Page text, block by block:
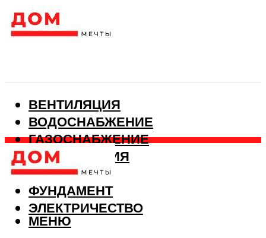
ВЕНТИЛЯЦИЯ
ВОДОСНАБЖЕНИЕ
ГАЗОСНАБЖЕНИЕ
КАНАЛИЗАЦИЯ
ОТОПЛЕНИЕ
ФУНДАМЕНТ
ЭЛЕКТРИЧЕСТВО
МЕНЮ